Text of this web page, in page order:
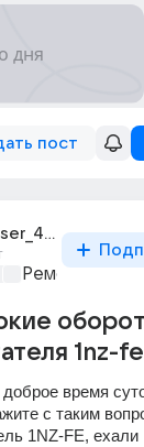
пост
user_49445023
Ремонт и
1nz-fe
время
с таким
1NZ-FE, ехали